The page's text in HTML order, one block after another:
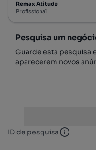
Remax Atitude
Profissional
Pesquisa um
Guarde esta pesquisa
aparecerem novos
ID de pesquisa ID de